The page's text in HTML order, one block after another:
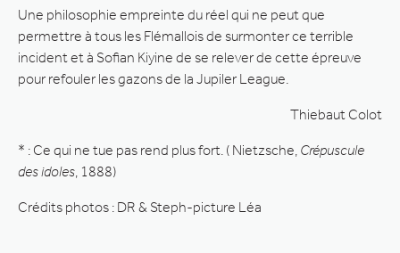
Une philosophie empreinte du réel qui ne peut que
permettre à tous les Flémallois de surmonter ce terrible
incident et à Sofian Kiyine de se relever de cette épreuve
pour refouler les gazons de la Jupiler League.
Thiebaut Colot
* : Ce qui ne tue pas rend plus fort. ( Nietzsche, Crépuscule
des idoles , 1888)
Crédits photos : DR & Steph-picture Léa